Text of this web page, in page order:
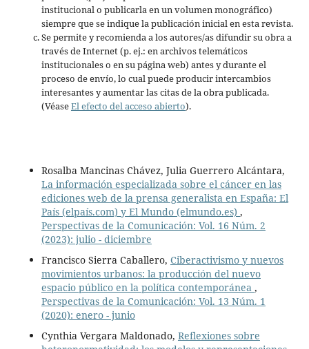
institucional o publicarla en un volumen monográfico)
siempre que se indique la publicación inicial en esta revista.
Se permite y recomienda a los autores/as difundir su obra a
través de Internet (p. ej.: en archivos telemáticos
institucionales o en su página web) antes y durante el
proceso de envío, lo cual puede producir intercambios
interesantes y aumentar las citas de la obra publicada.
(VéaseEl efecto del acceso abierto).
Rosalba Mancinas Chávez, Julia Guerrero Alcántara,
La información especializada sobre el cáncer en las
ediciones web de la prensa generalista en España: El
País (elpaís.com) y El Mundo (elmundo.es) ,
Perspectivas de la Comunicación: Vol. 16 Núm. 2
(2023): julio - diciembre
Francisco Sierra Caballero, Ciberactivismo y nuevos
movimientos urbanos: la producción del nuevo
espacio público en la política contemporánea ,
Perspectivas de la Comunicación: Vol. 13 Núm. 1
(2020): enero - junio
Cynthia Vergara Maldonado, Reflexiones sobre